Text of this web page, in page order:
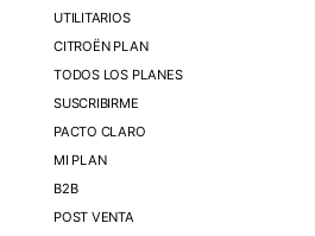
UTILITARIOS
CITROËN PLAN
TODOS LOS PLANES
SUSCRIBIRME
PACTO CLARO
MI PLAN
B2B
POST VENTA